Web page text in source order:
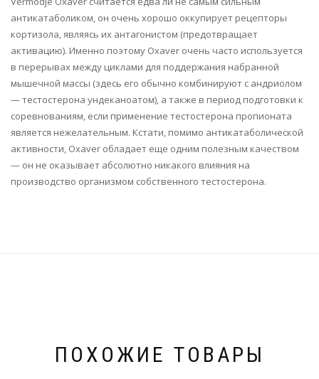
антикатаболиком, он очень хорошо оккупирует рецепторы
кортизола, являясь их антагонистом (предотвращает
активацию). Именно поэтому Oxaver очень часто используется
в перерывах между циклами для поддержания набранной
мышечной массы (здесь его обычно комбинируют с андриолом
— тестостерона ундеканоатом), а также в период подготовки к
соревнованиям, если применение тестостерона пропионата
является нежелательным. Кстати, помимо антикатаболической
активности, Oxaver обладает еще одним полезным качеством
— он не оказывает абсолютно никакого влияния на
производство организмом собственного тестостерона.
ПОХОЖИЕ ТОВАРЫ